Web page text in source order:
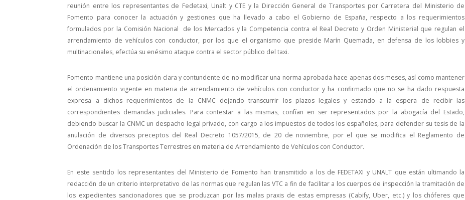
reunión entre los representantes de Fedetaxi, Unalt y CTE y la Dirección General de Transportes por Carretera del Ministerio de
Fomento para conocer la actuación y gestiones que ha llevado a cabo el Gobierno de España, respecto a los requerimientos
formulados por la Comisión Nacional de los Mercados y la Competencia contra el Real Decreto y Orden Ministerial que regulan el
arrendamiento de vehículos con conductor, por los que el organismo que preside Marín Quemada, en defensa de los lobbies y
multinacionales, efectúa su enésimo ataque contra el sector público del taxi.
Fomento mantiene una posición clara y contundente de no modificar una norma aprobada hace apenas dos meses, así como mantener
el ordenamiento vigente en materia de arrendamiento de vehículos con conductor y ha confirmado que no se ha dado respuesta
expresa a dichos requerimientos de la CNMC dejando transcurrir los plazos legales y estando a la espera de recibir las
correspondientes demandas judiciales. Para contestar a las mismas, confían en ser representados por la abogacía del Estado,
debiendo buscar la CNMC un despacho legal privado, con cargo a los impuestos de todos los españoles, para defender su tesis de la
anulación de diversos preceptos del Real Decreto 1057/2015, de 20 de noviembre, por el que se modifica el Reglamento de
Ordenación de los Transportes Terrestres en materia de Arrendamiento de Vehículos con Conductor.
En este sentido los representantes del Ministerio de Fomento han transmitido a los de FEDETAXI y UNALT que están ultimando la
redacción de un criterio interpretativo de las normas que regulan las VTC a fin de facilitar a los cuerpos de inspección la tramitación de
los expedientes sancionadores que se produzcan por las malas praxis de estas empresas (Cabify, Uber, etc.) y los chóferes que